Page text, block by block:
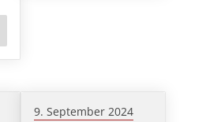
9. September 2024